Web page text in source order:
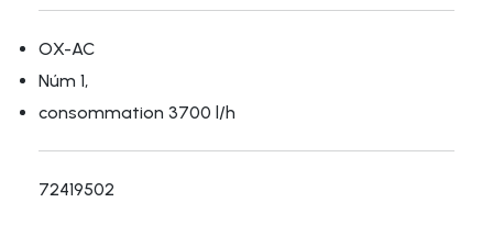
OX-AC
Núm 1,
consommation 3700 l/h
72419502